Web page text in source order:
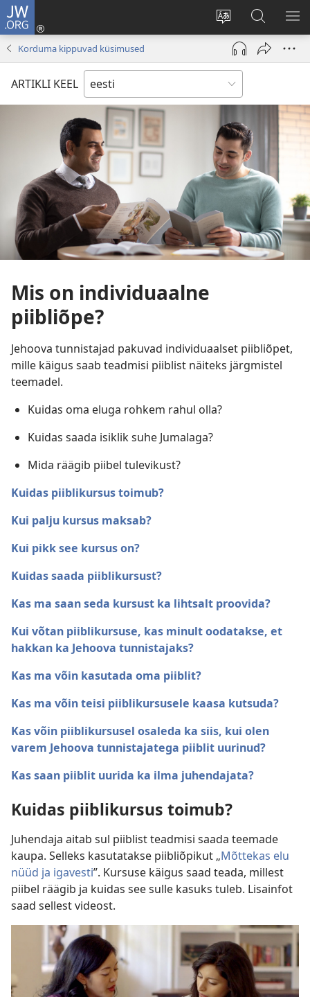
JW.ORG
Muuda
veebisaidi
keelt
Logi
sisse
(avab
akna)
Otsi
saidilt
JW.ORG
Korduma kippuvad küsimused
ARTIKLI KEEL
Mis on individuaalne
piibliõpe?
Jehoova tunnistajad pakuvad individuaalset piibliõpet,
mille käigus saab teadmisi piiblist näiteks järgmistel
teemadel.
Kuidas oma eluga rohkem rahul olla?
Kuidas saada isiklik suhe Jumalaga?
Mida räägib piibel tulevikust?
Kuidas piiblikursus toimub?
Kui palju kursus maksab?
Kui pikk see kursus on?
Kuidas saada piiblikursust?
Kas ma saan seda kursust ka lihtsalt proovida?
Kui võtan piiblikursuse, kas minult oodatakse, et
hakkan ka Jehoova tunnistajaks?
Kas ma võin kasutada oma piiblit?
Kas ma võin teisi piiblikursusele kaasa kutsuda?
Kas võin piiblikursusel osaleda ka siis, kui olen
varem Jehoova tunnistajatega piiblit uurinud?
Kas saan piiblit uurida ka ilma juhendajata?
Kuidas piiblikursus toimub?
Juhendaja aitab sul piiblist teadmisi saada teemade
kaupa. Selleks kasutatakse piibliõpikut „Mõttekas elu
nüüd ja igavesti”. Kursuse käigus saad teada, millest
piibel räägib ja kuidas see sulle kasuks tuleb. Lisainfot
saad sellest videost.